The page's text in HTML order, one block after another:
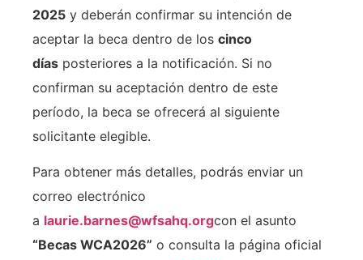
2025 y deberán confirmar su intención de
aceptar la beca dentro de los cinco
días posteriores a la notificación. Si no
confirman su aceptación dentro de este
período, la beca se ofrecerá al siguiente
solicitante elegible.
Para obtener más detalles, podrás enviar un
correo electrónico
a laurie.barnes@wfsahq.orgcon el asunto
“Becas WCA2026” o consulta la página oficial